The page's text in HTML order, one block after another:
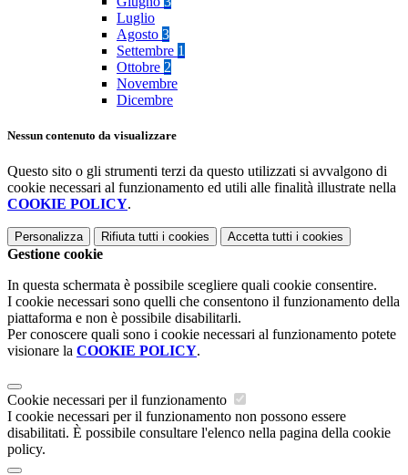
Luglio
Agosto 3
Settembre 1
Ottobre 2
Novembre
Dicembre
Nessun contenuto da visualizzare
Questo sito o gli strumenti terzi da questo utilizzati si avvalgono di
cookie necessari al funzionamento ed utili alle finalità illustrate nella
COOKIE POLICY.
Personalizza Rifiuta tutti i cookies Accetta tutti i cookies
Gestione cookie
In questa schermata è possibile scegliere quali cookie consentire.
I cookie necessari sono quelli che consentono il funzionamento della
piattaforma e non è possibile disabilitarli.
Per conoscere quali sono i cookie necessari al funzionamento potete
visionare la COOKIE POLICY.
Cookie necessari per il funzionamento
I cookie necessari per il funzionamento non possono essere
disabilitati. È possibile consultare l'elenco nella pagina della cookie
policy.